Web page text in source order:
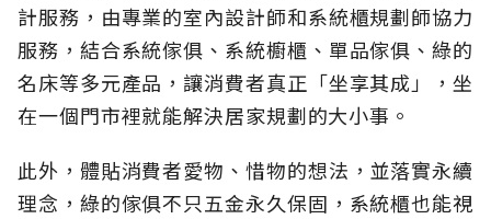
計服務，由專業的室內設計師和系統櫃規劃師協力
服務，結合系統傢俱、系統櫥櫃、單品傢俱、綠的
名床等多元產品，讓消費者真正「坐享其成」，坐
在一個門市裡就能解決居家規劃的大小事。
此外，體貼消費者愛物、惜物的想法，並落實永續
理念，綠的傢俱不只五金永久保固，系統櫃也能視